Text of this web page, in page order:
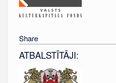
Share
ATBALSTĪTĀJI: